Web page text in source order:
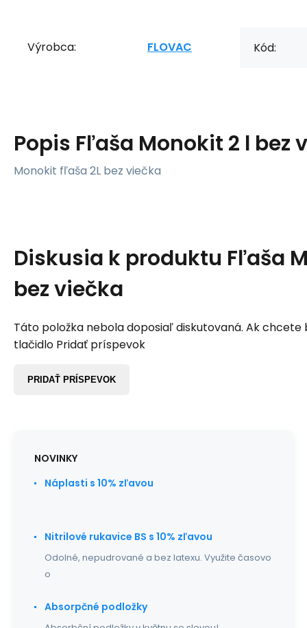
Výrobca: FLOVAC Kód:
Popis Fľaša Monokit 2 l bez
Monokit fľaša 2L bez viečka
Diskusia k produktu Fľaša
bez viečka
Táto položka nebola doposiaľ diskutovaná. Ak chcete
tlačidlo Pridať príspevok
PRIDAŤ PRÍSPEVOK
NOVINKY
Náplasti s 10% zľavou
Nitrilové rukavice BS s 10% zľavou
Odolné, nepudrované a bez latexu. Využite časovo
o
Absorpčné podložky